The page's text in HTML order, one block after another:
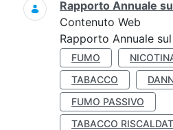
Rapporto Annuale
Contenuto Web
Rapporto Annuale
FUMO
TABACCO
FUMO PASSIVO
TABACCO